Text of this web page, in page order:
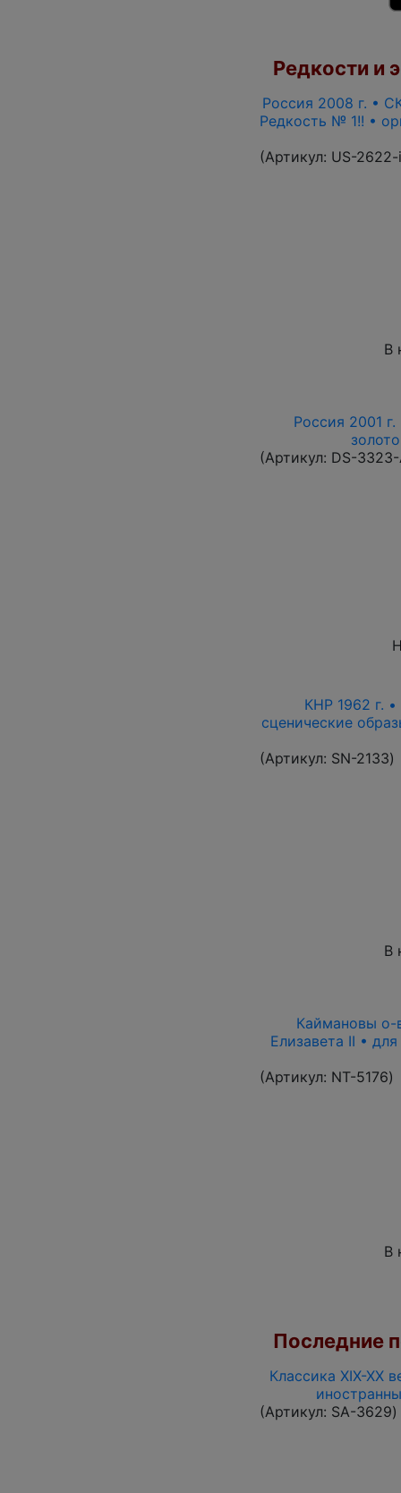
Редкости и
Россия 2008 г. •
Редкость № 1!! •
(Артикул: US-
В
Россия 2001
(Артикул: DS-
КНР 1962 г. •
сценические
(Артикул: SN-2133)
В
Каймановы о-
Елизавета II •
(Артикул: NT-5176)
В
Последние
Классика XIX-XX
(Артикул: SA-3629)